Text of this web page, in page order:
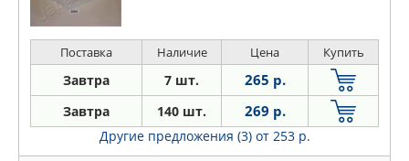
Поставка Наличие Цена Купить
Завтра 7 шт. 265 р.
Завтра 140 шт. 269 р.
Другие предложения (3) от 253 р.